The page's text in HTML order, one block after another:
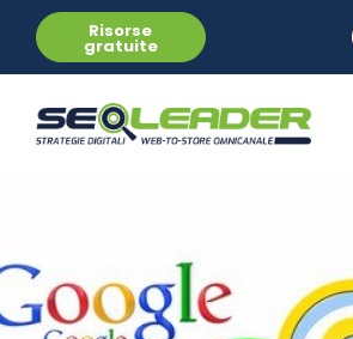
Risorse
gratuite